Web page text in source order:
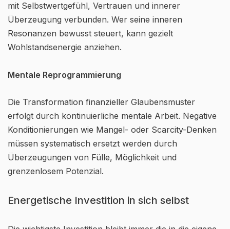
mit Selbstwertgefühl, Vertrauen und innerer
Überzeugung verbunden. Wer seine inneren
Resonanzen bewusst steuert, kann gezielt
Wohlstandsenergie anziehen.
Mentale Reprogrammierung
Die Transformation finanzieller Glaubensmuster
erfolgt durch kontinuierliche mentale Arbeit. Negative
Konditionierungen wie Mangel- oder Scarcity-Denken
müssen systematisch ersetzt werden durch
Überzeugungen von Fülle, Möglichkeit und
grenzenlosem Potenzial.
Energetische Investition in sich selbst